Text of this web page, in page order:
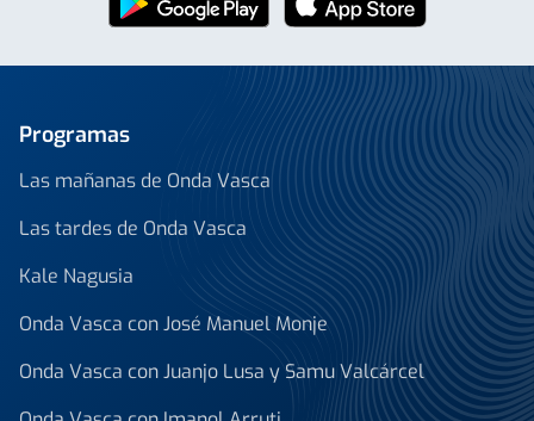
Programas
Las mañanas de Onda Vasca
Las tardes de Onda Vasca
Kale Nagusia
Onda Vasca con José Manuel Monje
Onda Vasca con Juanjo Lusa y Samu Valcárcel